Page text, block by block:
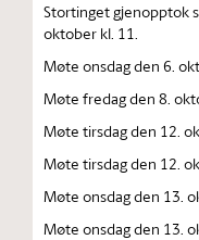
Stortinget gjenopptok
oktober kl. 11.
Møte onsdag den 6.
Møte fredag den 8.
Møte tirsdag den 12.
Møte tirsdag den 12.
Møte onsdag den 13.
Møte onsdag den 13.